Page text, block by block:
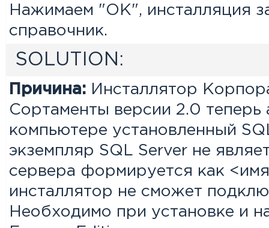
Нажимаем "ОК", инсталляция
справочник.
SOLUTION:
Причина: Инсталлятор
Сортаменты версии 2.0
компьютере установленный
экземпляр SQL Server не
сервера формируется как
инсталлятор не сможет
Необходимо при установке и